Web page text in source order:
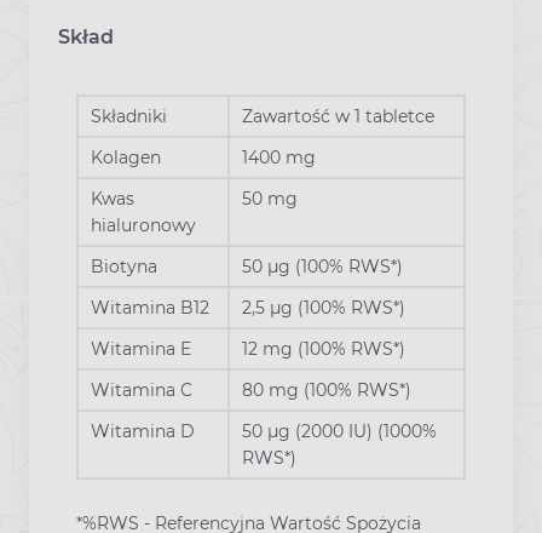
Skład
Składniki
Zawartość w 1 tabletce
Kolagen
1400 mg
Kwas
hialuronowy
50 mg
Biotyna 50 µg (100% RWS*)
Witamina B12
2,5 µg (100% RWS*)
Witamina E
12 mg (100% RWS*)
Witamina C
80 mg (100% RWS*)
Witamina D
50 µg (2000 IU) (1000%
RWS*)
*%RWS - Referencyjna Wartość Spożycia